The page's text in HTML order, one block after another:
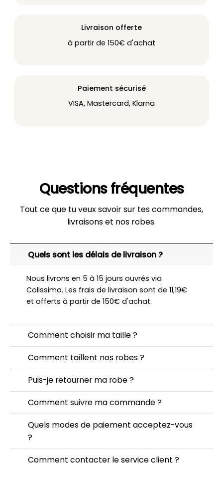
Livraison offerte
à partir de 150€ d'achat
Paiement sécurisé
VISA, Mastercard, Klarna
Questions fréquentes
Tout ce que tu veux savoir sur tes commandes,
livraisons et nos robes.
Quels sont les délais de livraison ?
Nous livrons en 5 à 15 jours ouvrés via
Colissimo. Les frais de livraison sont de 11,19€
et offerts à partir de 150€ d'achat.
Comment choisir ma taille ?
Comment taillent nos robes ?
Puis-je retourner ma robe ?
Comment suivre ma commande ?
Quels modes de paiement acceptez-vous
?
Comment contacter le service client ?